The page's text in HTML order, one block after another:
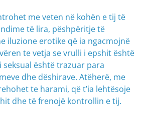
me veten në kohën e tij të
të lira, pëshpëritje të
iluzione erotike që ia ngacmojnë
te vetja se vrulli i epshit është
është trazuar para
dhe dëshirave. Atëherë, me
te harami, që t’ia lehtësoje
dhe të frenojë kontrollin e tij.